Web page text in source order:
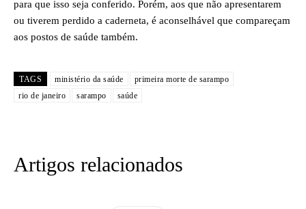
para que isso seja conferido. Porém, aos que não apresentarem
ou tiverem perdido a caderneta, é aconselhável que compareçam
aos postos de saúde também.
TAGS ministério da saúde
primeira morte de sarampo
rio de janeiro
sarampo saúde
Artigos relacionados